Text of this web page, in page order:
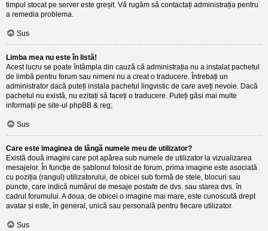
timpul stocat pe server este greșit. Vă rugăm să contactați administrația pentru
a remedia problema.
Sus
Limba mea nu este în listă!
Acest lucru se poate întâmpla din cauză că administrația nu a instalat pachetul
de limbă pentru forum sau nimeni nu a creat o traducere. Întrebați un
administrator dacă puteți instala pachetul lingvistic de care aveți nevoie. Dacă
pachetul nu există, nu ezitați să faceți o traducere. Puteți găsi mai multe
informații pe site-ul phpBB & reg;
Sus
Care este imaginea de lângă numele meu de utilizator?
Există două imagini care pot apărea sub numele de utilizator la vizualizarea
mesajelor. În funcție de șablonul folosit de forum, prima imagine este asociată
cu poziția (rangul) utilizatorului, de obicei sub formă de stele, blocuri sau
puncte, care indică numărul de mesaje postate de dvs. sau starea dvs. în
cadrul forumului. A doua, de obicei o imagine mai mare, este cunoscută drept
avatar și este, în general, unică sau personală pentru fiecare utilizator.
Sus